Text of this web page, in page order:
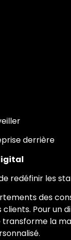
derrière
redéfinir les
des
Pour
la